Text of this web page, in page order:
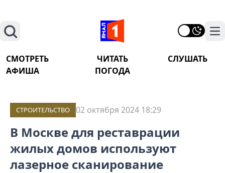
Поиск
СМОТРЕТЬ ЧИТАТЬ
СЛУШАТЬ
АФИША
ПОГОДА
СТРОИТЕЛЬСТВО 02 октября 2024 18:29
В Москве для реставрации
жилых домов используют
лазерное сканирование